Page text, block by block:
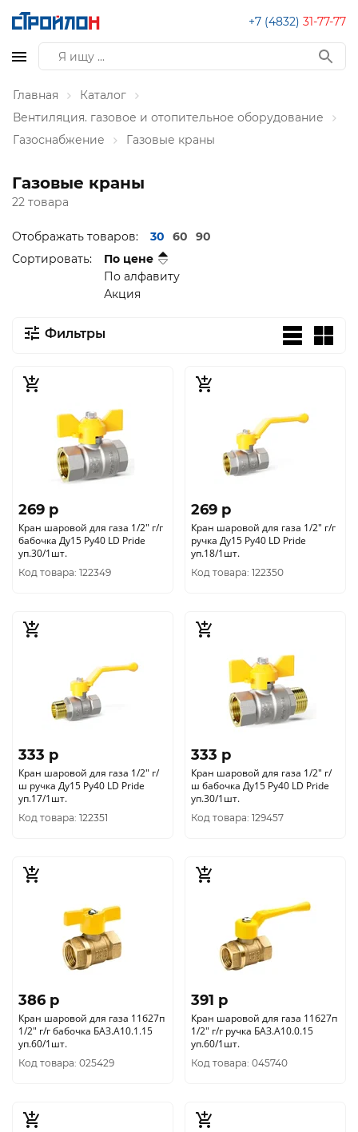
+7 (4832) 31-77-77
Главная
Каталог
Вентиляция. газовое и отопительное оборудование
Газоснабжение
Газовые краны
Газовые краны
22 товара
Отображать товаров: 30 60
90
Сортировать:
По цене
По алфавиту
Акция
Фильтры
269 p
Кран шаровой для газа 1/2" г/г
бабочка Ду15 Ру40 LD Pride
уп.30/1шт.
Код товара: 122349
269 p
Кран шаровой для газа 1/2" г/г
ручка Ду15 Ру40 LD Pride
уп.18/1шт.
Код товара: 122350
333 p
Кран шаровой для газа 1/2" г/
ш ручка Ду15 Ру40 LD Pride
уп.17/1шт.
Код товара: 122351
333 p
Кран шаровой для газа 1/2" г/
ш бабочка Ду15 Ру40 LD Pride
уп.30/1шт.
Код товара: 129457
386 p
Кран шаровой для газа 11б27п
1/2" г/г бабочка БАЗ.А10.1.15
уп.60/1шт.
Код товара: 025429
391 p
Кран шаровой для газа 11б27п
1/2" г/г ручка БАЗ.А10.0.15
уп.60/1шт.
Код товара: 045740